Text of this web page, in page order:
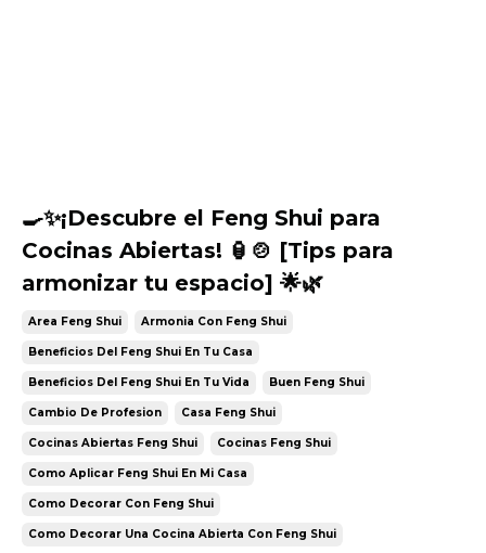
🍳✨¡Descubre el Feng Shui para
Cocinas Abiertas! 🏮🍲 [Tips para
armonizar tu espacio] 🌟🌿
Area Feng Shui Armonia Con Feng Shui
Beneficios Del Feng Shui En Tu Casa
Beneficios Del Feng Shui En Tu Vida Buen Feng Shui
Cambio De Profesion Casa Feng Shui
Cocinas Abiertas Feng Shui Cocinas Feng Shui
Como Aplicar Feng Shui En Mi Casa
Como Decorar Con Feng Shui
Como Decorar Una Cocina Abierta Con Feng Shui